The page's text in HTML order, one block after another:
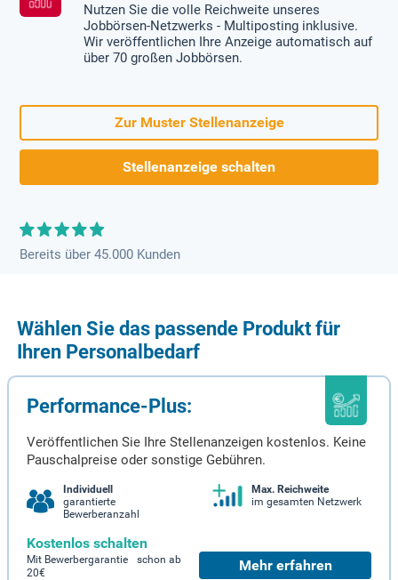
Nutzen Sie die volle Reichweite unseres
Jobbörsen-Netzwerks - Multiposting inklusive.
Wir veröffentlichen Ihre Anzeige automatisch auf
über 70 großen Jobbörsen.
Zur Muster Stellenanzeige
Stellenanzeige schalten
Bereits über 45.000 Kunden
Wählen Sie das passende Produkt für
Ihren Personalbedarf
Performance-Plus:
Veröffentlichen Sie Ihre Stellenanzeigen kostenlos. Keine
Pauschalpreise oder sonstige Gebühren.
Individuell
garantierte
Bewerberanzahl
Max. Reichweite
im gesamten Netzwerk
Kostenlos schalten
Mit Bewerbergarantie schon ab
20€
Mehr erfahren